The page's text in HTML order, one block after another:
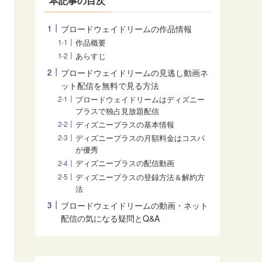
ブロードウェイドリームの作品情報
作品概要
あらすじ
ブロードウェイドリームの見逃し動画ネ
ット配信を無料で見る方法
ブロードウェイドリームはディズニー
プラスで独占見放題配信
ディズニープラスの基本情報
ディズニープラスの月額料金はコスパ
が優秀
ディズニープラスの配信動画
ディズニープラスの登録方法＆解約方
法
ブロードウェイドリームの動画・ネット
配信の気になる疑問とQ&A